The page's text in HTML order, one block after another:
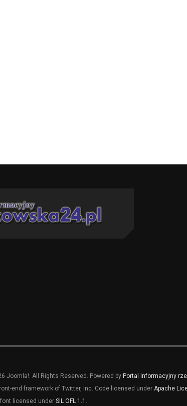
Joomla!. All Rights Reserved. Powered by Portal Informacyjny
end framework of Twitter, Inc. Code licensed under Apache
font licensed under SIL OFL 1.1 .